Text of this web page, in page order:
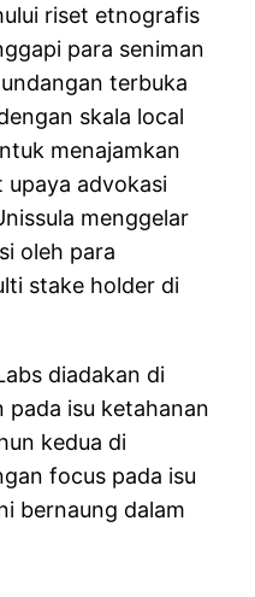
riset etnografis
para seniman
terbuka
skala local
menajamkan
advokasi
menggelar
oleh para
stake holder di
diadakan di
pada isu ketahanan
kedua di
focus pada isu
bernaung dalam